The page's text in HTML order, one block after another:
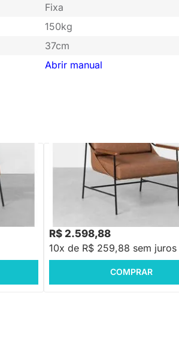
Fixa
150kg
37cm
Abrir manual
PRONTA ENTREGA
Poltrona Leme - Caramelo e
R$ 2.598,88
10x de R$ 259,88 sem juros
COMPRAR